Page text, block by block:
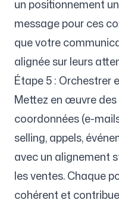
un positionnement
message pour ces
que votre
alignée sur leurs
Étape 5 : Orchestrer
Mettez en œuvre
coordonnées (e-
selling, appels,
avec un alignement
les ventes. Chaque
cohérent et